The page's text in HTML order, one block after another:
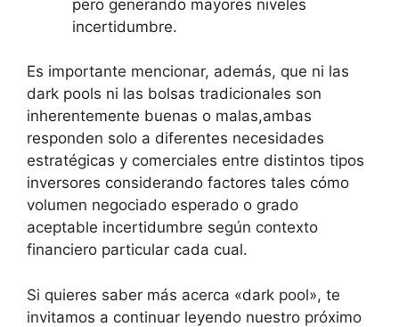
pero generando mayores niveles
incertidumbre.
Es importante mencionar, además, que ni las
dark pools ni las bolsas tradicionales son
inherentemente buenas o malas,ambas
responden solo a diferentes necesidades
estratégicas y comerciales entre distintos tipos
inversores considerando factores tales cómo
volumen negociado esperado o grado
aceptable incertidumbre según contexto
financiero particular cada cual.
Si quieres saber más acerca «dark pool», te
invitamos a continuar leyendo nuestro próximo